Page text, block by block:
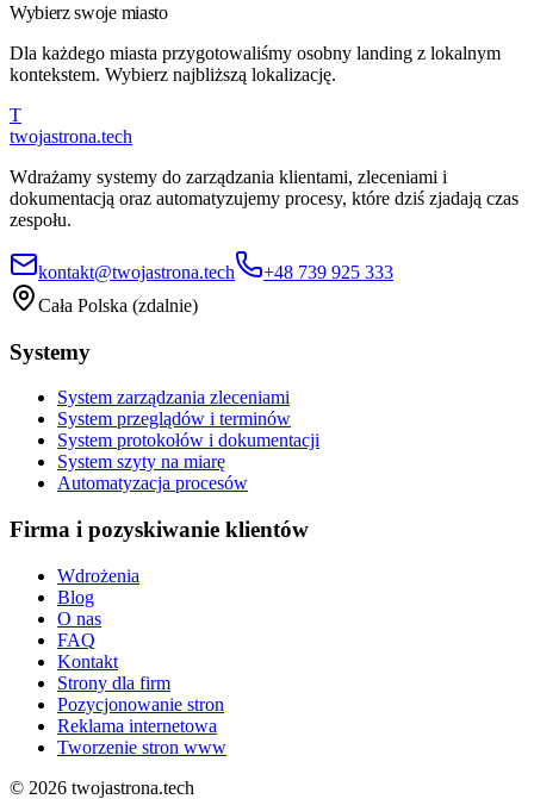
Wybierz swoje miasto
Dla każdego miasta przygotowaliśmy osobny landing z lokalnym
kontekstem. Wybierz najbliższą lokalizację.
T
twojastrona.tech
Wdrażamy systemy do zarządzania klientami, zleceniami i
dokumentacją oraz automatyzujemy procesy, które dziś zjadają czas
zespołu.
kontakt@twojastrona.tech
+48 739 925 333
Cała Polska (zdalnie)
Systemy
System zarządzania zleceniami
System przeglądów i terminów
System protokołów i dokumentacji
System szyty na miarę
Automatyzacja procesów
Firma i pozyskiwanie klientów
Wdrożenia
Blog
O nas
FAQ
Kontakt
Strony dla firm
Pozycjonowanie stron
Reklama internetowa
Tworzenie stron www
© 2026 twojastrona.tech